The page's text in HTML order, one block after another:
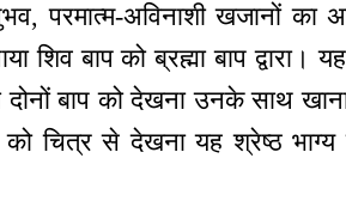
परमात्म-अविनाशी खजानों का
बाप को ब्रह्मा बाप द्वारा।
दोनों बाप को देखना उनके साथ
चित्र से देखना यह श्रेष्ठ भाग्य